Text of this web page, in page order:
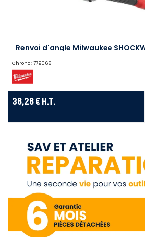
Renvoi d'angle Milwaukee
Chrono : 779066
38,28 € H.T.